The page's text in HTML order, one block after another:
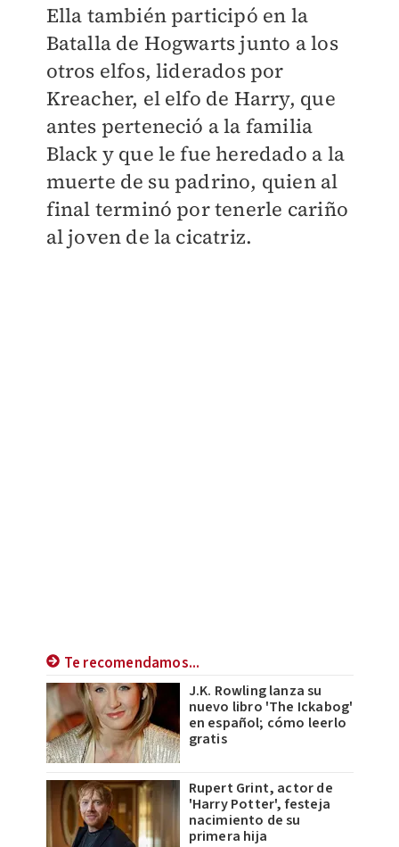
Ella también participó en la
Batalla de Hogwarts junto a los
otros elfos, liderados por
Kreacher, el elfo de Harry, que
antes perteneció a la familia
Black y que le fue heredado a la
muerte de su padrino, quien al
final terminó por tenerle cariño
al joven de la cicatriz.
Te recomendamos...
J.K. Rowling lanza su
nuevo libro 'The Ickabog'
en español; cómo leerlo
gratis
Rupert Grint, actor de
'Harry Potter', festeja
nacimiento de su
primera hija